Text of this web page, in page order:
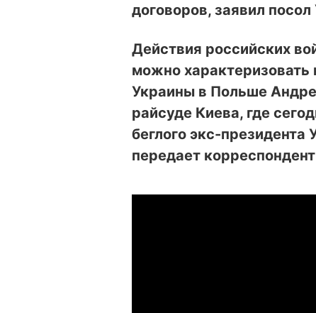
договоров, заявил
Действия российских
можно характеризовать
Украины в Польше
райсуде Киева, где
беглого экс-
передает